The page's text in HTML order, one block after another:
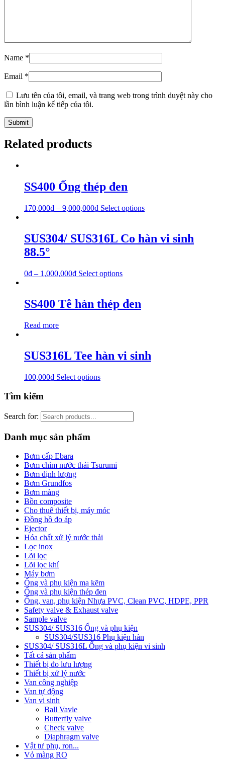
Name *
Email *
Lưu tên của tôi, email, và trang web trong trình duyệt này cho
lần bình luận kế tiếp của tôi.
Related products
SS400 Ống thép đen
170,000₫ – 9,000,000₫ Select options
SUS304/ SUS316L Co hàn vi sinh
88.5°
0₫ – 1,000,000₫ Select options
SS400 Tê hàn thép đen
Read more
SUS316L Tee hàn vi sinh
100,000₫ Select options
Tìm kiếm
Search for:
Danh mục sản phẩm
Bơm cấp Ebara
Bơm chìm nước thải Tsurumi
Bơm định lượng
Bơm Grundfos
Bơm màng
Bồn composite
Cho thuê thiết bị, máy móc
Đồng hồ đo áp
Ejector
Hóa chất xử lý nước thải
Lọc inox
Lõi lọc
Lõi lọc khí
Máy bơm
Ống và phụ kiện mạ kẽm
Ống và phụ kiện thép đen
Ống, van, phụ kiện Nhựa PVC, Clean PVC, HDPE, PPR
Safety valve & Exhaust valve
Sample valve
SUS304/ SUS316 Ống và phụ kiện
SUS304/SUS316 Phụ kiện hàn
SUS304/ SUS316L Ống và phụ kiện vi sinh
Tất cả sản phẩm
Thiết bị đo lưu lượng
Thiết bị xử lý nước
Van công nghiệp
Van tự động
Van vi sinh
Ball Vavle
Butterfly valve
Check valve
Diaphragm valve
Vật tư phụ, ron...
Vỏ màng RO